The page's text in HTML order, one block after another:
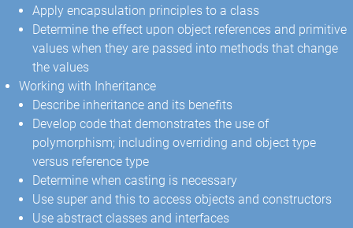
Apply encapsulation principles to a class
Determine the effect upon object references and primitive
values when they are passed into methods that change
the values
Working with Inheritance
Describe inheritance and its benefits
Develop code that demonstrates the use of
polymorphism; including overriding and object type
versus reference type
Determine when casting is necessary
Use super and this to access objects and constructors
Use abstract classes and interfaces